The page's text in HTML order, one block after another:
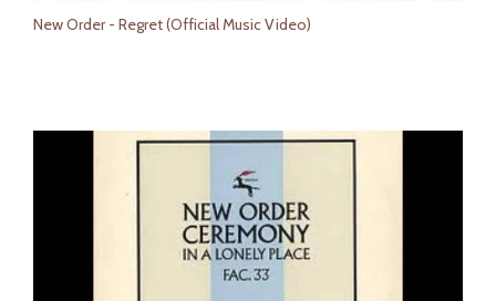
New Order - Regret (Official Music Video)